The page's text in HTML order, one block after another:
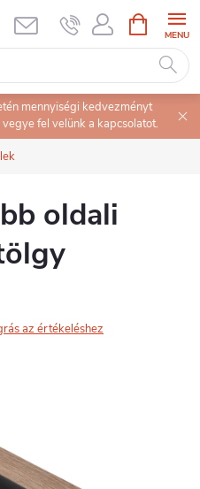
KOSÁR
mennyiségi kedvezményt
fel velünk a kapcsolatot.
oldali
az értékeléshez